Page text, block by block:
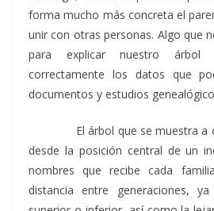
forma mucho más concreta el
unir con otras personas. Algo que
para explicar nuestro
correctamente los datos que
documentos y estudios
El árbol que se muestra a
desde la posición central de un
nombres que recibe cada
distancia entre generaciones,